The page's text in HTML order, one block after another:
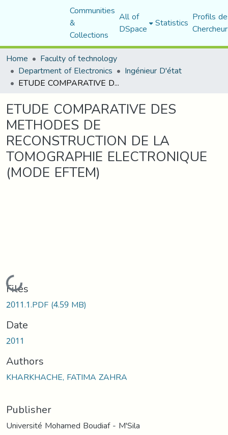
Communities
&
Collections
All of
DSpace Statistics Profils
Home
Faculty of technology
Department of Electronics Ingénieur D'état
ETUDE COMPARATIVE DES METHODES DE RECONSTRUCTION DE LA TOMOGRAPHIE ELECTRONIQUE (MODE EFTEM)
ETUDE COMPARATIVE DES
METHODES DE
RECONSTRUCTION DE LA
TOMOGRAPHIE ELECTRONIQUE
(MODE EFTEM)
Loading...
Files
2011.1.PDF(4.59 MB)
Date
2011
Authors
KHARKHACHE, FATIMA ZAHRA
Publisher
Université Mohamed Boudiaf - M'Sila